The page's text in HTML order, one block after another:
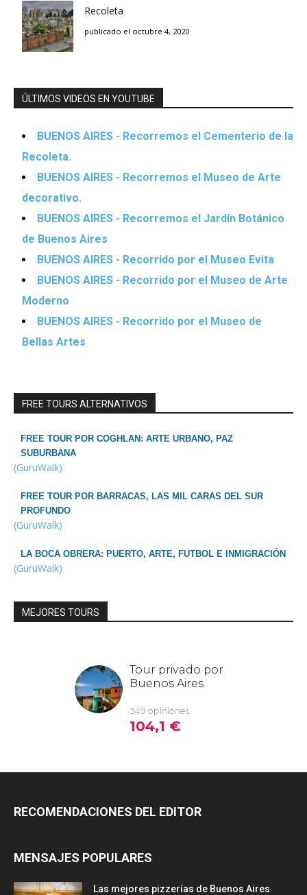
Recoleta
publicado el octubre 4, 2020
ÚLTIMOS VIDEOS EN YOUTUBE
BUENOS AIRES - Recorremos el Cementerio de la
Recoleta.
BUENOS AIRES - Recorremos el Museo de Arte
decorativo.
BUENOS AIRES - Recorremos el Jardín Botánico
de Buenos Aires
BUENOS AIRES - Recorrido por el Museo Evita
BUENOS AIRES - Recorrido por el Museo de Arte
Moderno
BUENOS AIRES - Recorrido por el Museo de
Bellas Artes
FREE TOURS ALTERNATIVOS
FREE TOUR POR COGHLAN: ARTE URBANO, PAZ
SUBURBANA
(GuruWalk)
FREE TOUR POR BARRACAS, LAS MIL CARAS DEL SUR
PROFUNDO
(GuruWalk)
LA BOCA OBRERA: PUERTO, ARTE, FUTBOL E INMIGRACIÓN
(GuruWalk)
MEJORES TOURS
RECOMENDACIONES DEL EDITOR
MENSAJES POPULARES
Las mejores pizzerías de Buenos Aires